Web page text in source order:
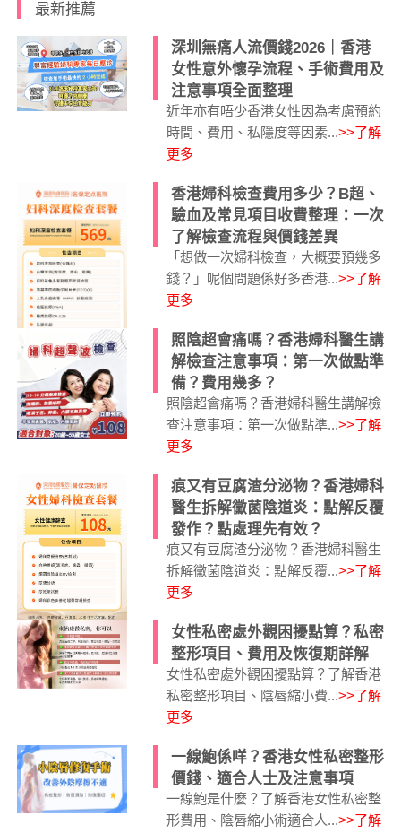
最新推薦
深圳無痛人流價錢2026｜香港
女性意外懷孕流程、手術費用及
注意事項全面整理
近年亦有唔少香港女性因為考慮預約
時間、費用、私隱度等因素...>>了解
更多
香港婦科檢查費用多少？B超、
驗血及常見項目收費整理：一次
了解檢查流程與價錢差異
「想做一次婦科檢查，大概要預幾多
錢？」呢個問題係好多香港...>>了解
更多
照陰超會痛嗎？香港婦科醫生講
解檢查注意事項：第一次做點準
備？費用幾多？
照陰超會痛嗎？香港婦科醫生講解檢
查注意事項：第一次做點準...>>了解
更多
痕又有豆腐渣分泌物？香港婦科
醫生拆解黴菌陰道炎：點解反覆
發作？點處理先有效？
痕又有豆腐渣分泌物？香港婦科醫生
拆解黴菌陰道炎：點解反覆...>>了解
更多
女性私密處外觀困擾點算？私密
整形項目、費用及恢復期詳解
女性私密處外觀困擾點算？了解香港
私密整形項目、陰唇縮小費...>>了解
更多
一線鮑係咩？香港女性私密整形
價錢、適合人士及注意事項
一線鮑是什麼？了解香港女性私密整
形費用、陰唇縮小術適合人...>>了解